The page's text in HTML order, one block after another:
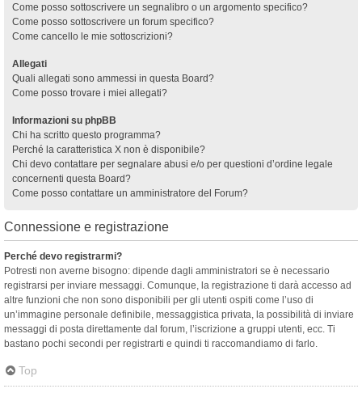
Come posso sottoscrivere un segnalibro o un argomento specifico?
Come posso sottoscrivere un forum specifico?
Come cancello le mie sottoscrizioni?
Allegati
Quali allegati sono ammessi in questa Board?
Come posso trovare i miei allegati?
Informazioni su phpBB
Chi ha scritto questo programma?
Perché la caratteristica X non è disponibile?
Chi devo contattare per segnalare abusi e/o per questioni d’ordine legale
concernenti questa Board?
Come posso contattare un amministratore del Forum?
Connessione e registrazione
Perché devo registrarmi?
Potresti non averne bisogno: dipende dagli amministratori se è necessario
registrarsi per inviare messaggi. Comunque, la registrazione ti darà accesso ad
altre funzioni che non sono disponibili per gli utenti ospiti come l’uso di
un’immagine personale definibile, messaggistica privata, la possibilità di inviare
messaggi di posta direttamente dal forum, l’iscrizione a gruppi utenti, ecc. Ti
bastano pochi secondi per registrarti e quindi ti raccomandiamo di farlo.
Top